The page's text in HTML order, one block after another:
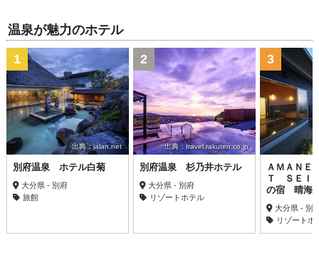
温泉が魅力のホテル
出典：jalan.net
1
別府温泉 ホテル白菊
大分県 - 別府
旅館
出典：travel.rakuten.co.jp
2
別府温泉 杉乃井ホテル
大分県 - 別府
リゾートホテル
3
ＡＭＡＮ
Ｔ ＳＥＩ
の宿 晴海
大分県 - 別
リゾートホ